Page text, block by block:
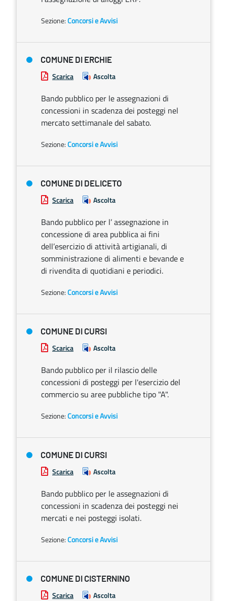
Sezione:Concorsi e Avvisi
COMUNE DI ERCHIE
Scarica Ascolta
Bando pubblico per le assegnazioni di
concessioni in scadenza dei posteggi nel
mercato settimanale del sabato.
Sezione:Concorsi e Avvisi
COMUNE DI DELICETO
Scarica Ascolta
Bando pubblico per l’ assegnazione in
concessione di area pubblica ai fini
dell’esercizio di attività artigianali, di
somministrazione di alimenti e bevande e
di rivendita di quotidiani e periodici.
Sezione:Concorsi e Avvisi
COMUNE DI CURSI
Scarica Ascolta
Bando pubblico per il rilascio delle
concessioni di posteggi per l'esercizio del
commercio su aree pubbliche tipo "A".
Sezione:Concorsi e Avvisi
COMUNE DI CURSI
Scarica Ascolta
Bando pubblico per le assegnazioni di
concessioni in scadenza dei posteggi nei
mercati e nei posteggi isolati.
Sezione:Concorsi e Avvisi
COMUNE DI CISTERNINO
Scarica Ascolta